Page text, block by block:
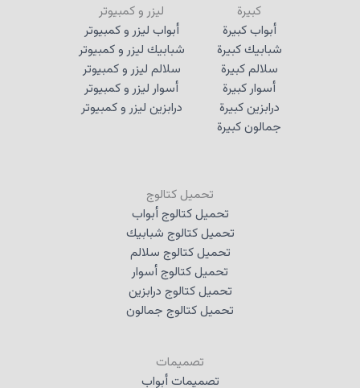
كبيرة
أبواب كبيرة
شبابيك كبيرة
سلالم كبيرة
أسوار كبيرة
درابزين كبيرة
جمالون كبيرة
ليزر و كمبيوتر
أبواب ليزر و كمبيوتر
شبابيك ليزر و كمبيوتر
سلالم ليزر و كمبيوتر
أسوار ليزر و كمبيوتر
درابزين ليزر و كمبيوتر
تحميل كتالوج
تحميل كتالوج أبواب
تحميل كتالوج شبابيك
تحميل كتالوج سلالم
تحميل كتالوج أسوار
تحميل كتالوج درابزين
تحميل كتالوج جمالون
تصميمات
تصميمات أبواب